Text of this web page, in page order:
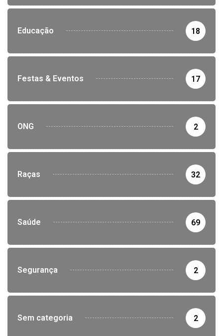
Educação 18
Festas & Eventos 17
ONG 2
Raças 32
Saúde 69
Segurança 2
Sem categoria 2